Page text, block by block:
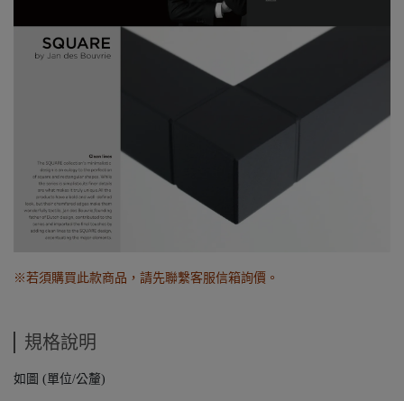
※若須購買此款商品，請先聯繫客服信箱詢價。
規格說明
如圖 (單位/公釐)